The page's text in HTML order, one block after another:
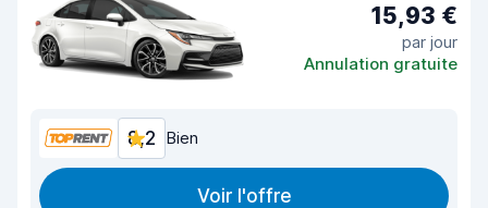
15,93 €
par jour
Annulation gratuite
8,2 Bien
Voir l'offre